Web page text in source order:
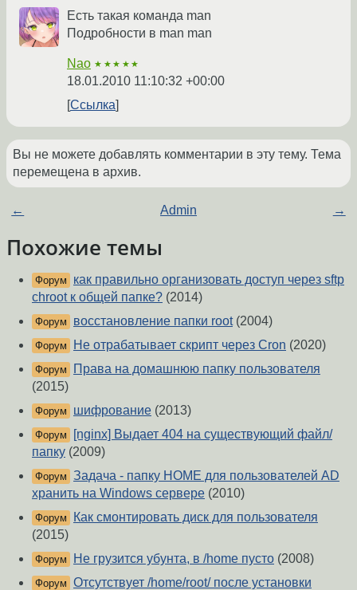
Есть такая команда man
Подробности в man man
Nao ★★★★★
18.01.2010 11:10:32 +00:00
Ссылка
Вы не можете добавлять комментарии в эту тему. Тема
перемещена в архив.
← Admin →
Похожие темы
Форум
как правильно организовать доступ через sftp
chroot к общей папке? (2014)
Форум восстановление папки root(2004)
Форум Не отрабатывает скрипт через Cron (2020)
Форум
Права на домашнюю папку пользователя
(2015)
Форум шифрование (2013)
Форум
[nginx] Выдает 404 на существующий файл/
папку (2009)
Форум Задача - папку HOME для пользователей AD
хранить на Windows сервере (2010)
Форум
Как смонтировать диск для пользователя
(2015)
Форум Не грузится убунта, в /home пусто (2008)
Форум Отсутствует /home/root/ после установки